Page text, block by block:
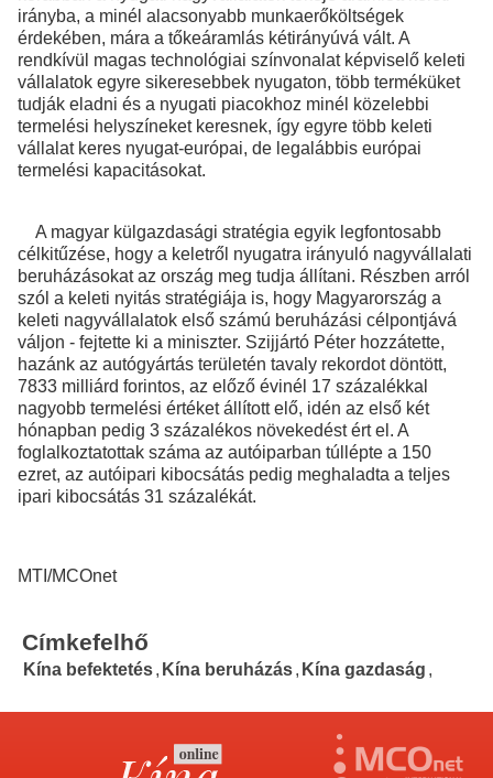
irányba, a minél alacsonyabb munkaerőköltségek
érdekében, mára a tőkeáramlás kétirányúvá vált. A
rendkívül magas technológiai színvonalat képviselő keleti
vállalatok egyre sikeresebbek nyugaton, több terméküket
tudják eladni és a nyugati piacokhoz minél közelebbi
termelési helyszíneket keresnek, így egyre több keleti
vállalat keres nyugat-európai, de legalábbis európai
termelési kapacitásokat.
A magyar külgazdasági stratégia egyik legfontosabb
célkitűzése, hogy a keletről nyugatra irányuló nagyvállalati
beruházásokat az ország meg tudja állítani. Részben arról
szól a keleti nyitás stratégiája is, hogy Magyarország a
keleti nagyvállalatok első számú beruházási célpontjává
váljon - fejtette ki a miniszter. Szijjártó Péter hozzátette,
hazánk az autógyártás területén tavaly rekordot döntött,
7833 milliárd forintos, az előző évinél 17 százalékkal
nagyobb termelési értéket állított elő, idén az első két
hónapban pedig 3 százalékos növekedést ért el. A
foglalkoztatottak száma az autóiparban túllépte a 150
ezret, az autóipari kibocsátás pedig meghaladta a teljes
ipari kibocsátás 31 százalékát.
MTI/MCOnet
Címkefelhő
Kína befektetés, Kína beruházás, Kína gazdaság ,